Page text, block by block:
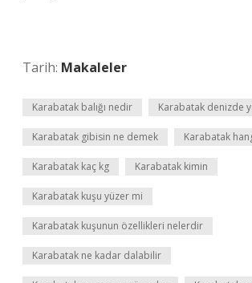
Tarih: Makaleler
Karabatak balığı nedir Karabatak denizde
Karabatak gibisin ne demek Karabatak
Karabatak kaç kg Karabatak kimin
Karabatak kuşu yüzer mi
Karabatak kuşunun özellikleri nelerdir
Karabatak ne kadar dalabilir